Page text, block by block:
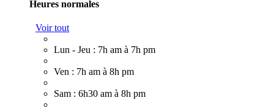
Heures normales
Voir tout
Lun - Jeu : 7h am à 7h pm
Ven : 7h am à 8h pm
Sam : 6h30 am à 8h pm